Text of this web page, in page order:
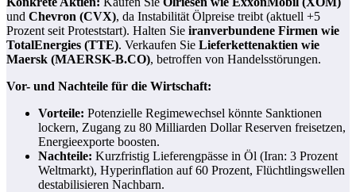
und Chevron (CVX), da Instabilität Ölpreise treibt (aktuell +5
Prozent seit Proteststart). Halten Sie iranverbundene Firmen wie
TotalEnergies (TTE). Verkaufen Sie Lieferkettenaktien wie
Maersk (MAERSK-B.CO), betroffen von Handelsstörungen.
Vor- und Nachteile für die Wirtschaft:
Vorteile: Potenzielle Regimewechsel könnte Sanktionen
lockern, Zugang zu 80 Milliarden Dollar Reserven freisetzen,
Energieexporte boosten.
Nachteile: Kurzfristig Lieferengpässe in Öl (Iran: 3 Prozent
Weltmarkt), Hyperinflation auf 60 Prozent, Flüchtlingswellen
destabilisieren Nachbarn.